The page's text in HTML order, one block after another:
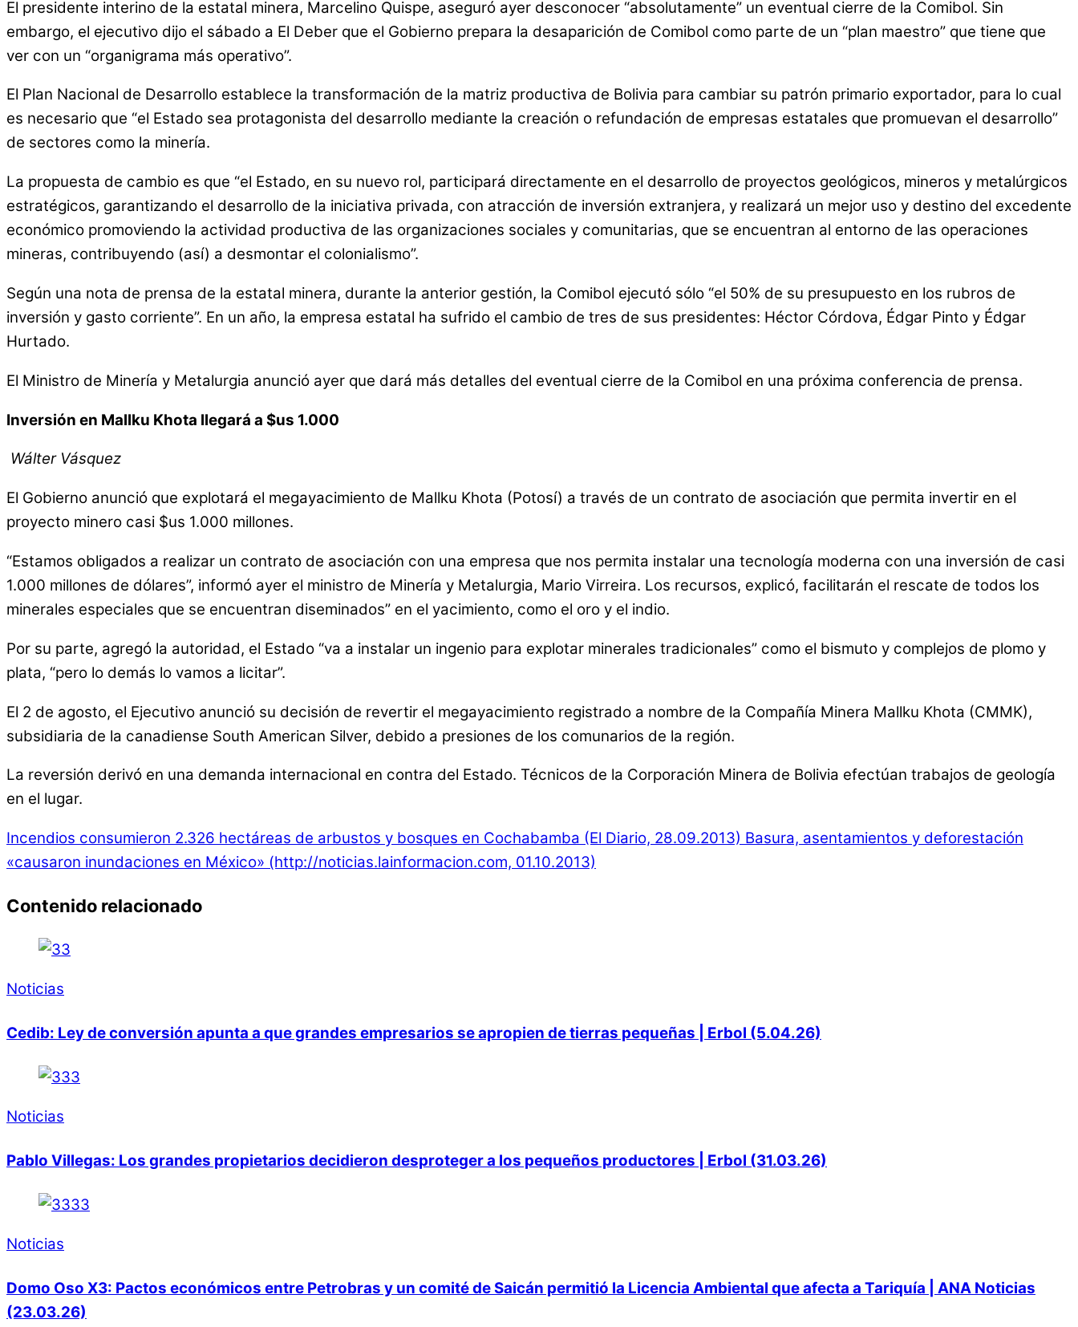
El presidente interino de la estatal minera, Marcelino Quispe, aseguró ayer desconocer “absolutamente” un eventual cierre de la Comibol. Sin
embargo, el ejecutivo dijo el sábado a El Deber que el Gobierno prepara la desaparición de Comibol como parte de un “plan maestro” que tiene que
ver con un “organigrama más operativo”.
El Plan Nacional de Desarrollo establece la transformación de la matriz productiva de Bolivia para cambiar su patrón primario exportador, para lo cual
es necesario que “el Estado sea protagonista del desarrollo mediante la creación o refundación de empresas estatales que promuevan el desarrollo”
de sectores como la minería.
La propuesta de cambio es que “el Estado, en su nuevo rol, participará directamente en el desarrollo de proyectos geológicos, mineros y metalúrgicos
estratégicos, garantizando el desarrollo de la iniciativa privada, con atracción de inversión extranjera, y realizará un mejor uso y destino del excedente
económico promoviendo la actividad productiva de las organizaciones sociales y comunitarias, que se encuentran al entorno de las operaciones
mineras, contribuyendo (así) a desmontar el colonialismo”.
Según una nota de prensa de la estatal minera, durante la anterior gestión, la Comibol ejecutó sólo “el 50% de su presupuesto en los rubros de
inversión y gasto corriente”. En un año, la empresa estatal ha sufrido el cambio de tres de sus presidentes: Héctor Córdova, Édgar Pinto y Édgar
Hurtado.
El Ministro de Minería y Metalurgia anunció ayer que dará más detalles del eventual cierre de la Comibol en una próxima conferencia de prensa.
Inversión en Mallku Khota llegará a $us 1.000
Wálter Vásquez
El Gobierno anunció que explotará el megayacimiento de Mallku Khota (Potosí) a través de un contrato de asociación que permita invertir en el
proyecto minero casi $us 1.000 millones.
“Estamos obligados a realizar un contrato de asociación con una empresa que nos permita instalar una tecnología moderna con una inversión de casi
1.000 millones de dólares”, informó ayer el ministro de Minería y Metalurgia, Mario Virreira. Los recursos, explicó, facilitarán el rescate de todos los
minerales especiales que se encuentran diseminados” en el yacimiento, como el oro y el indio.
Por su parte, agregó la autoridad, el Estado “va a instalar un ingenio para explotar minerales tradicionales” como el bismuto y complejos de plomo y
plata, “pero lo demás lo vamos a licitar”.
El 2 de agosto, el Ejecutivo anunció su decisión de revertir el megayacimiento registrado a nombre de la Compañía Minera Mallku Khota (CMMK),
subsidiaria de la canadiense South American Silver, debido a presiones de los comunarios de la región.
La reversión derivó en una demanda internacional en contra del Estado. Técnicos de la Corporación Minera de Bolivia efectúan trabajos de geología
en el lugar.
Incendios consumieron 2.326 hectáreas de arbustos y bosques en Cochabamba (El Diario, 28.09.2013) Basura, asentamientos y deforestación
«causaron inundaciones en México» (http://noticias.lainformacion.com, 01.10.2013)
Contenido relacionado
Noticias
Cedib: Ley de conversión apunta a que grandes empresarios se apropien de tierras pequeñas | Erbol (5.04.26)
Noticias
Pablo Villegas: Los grandes propietarios decidieron desproteger a los pequeños productores | Erbol (31.03.26)
Noticias
Domo Oso X3: Pactos económicos entre Petrobras y un comité de Saicán permitió la Licencia Ambiental que afecta a Tariquía | ANA Noticias
(23.03.26)